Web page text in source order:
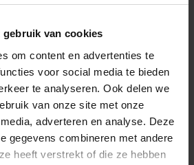
gebruik van cookies
om content en advertenties te
voor social media te bieden
te analyseren. Ook delen we
van onze site met onze
adverteren en analyse. Deze
gegevens combineren met andere
heeft verstrekt of die ze hebben